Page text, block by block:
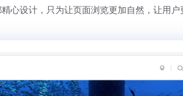
心设计，只为让页面浏览更加自然，让用